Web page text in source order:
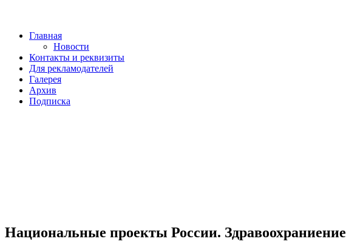
Главная
Новости
Контакты и реквизиты
Для рекламодателей
Галерея
Архив
Подписка
Национальные проекты России. Здравоохраниение